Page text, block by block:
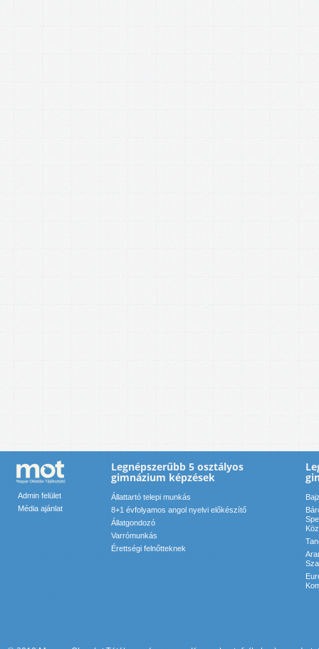
Admin felület
Média ajánlat
Legnépszerűbb 5 osztályos
gimnázium képzések
Állattartó telepi munkás
8+1 évfolyamos angol nyelvi előkészítő
Állatgondozó
Varrómunkás
Érettségi felnőtteknek